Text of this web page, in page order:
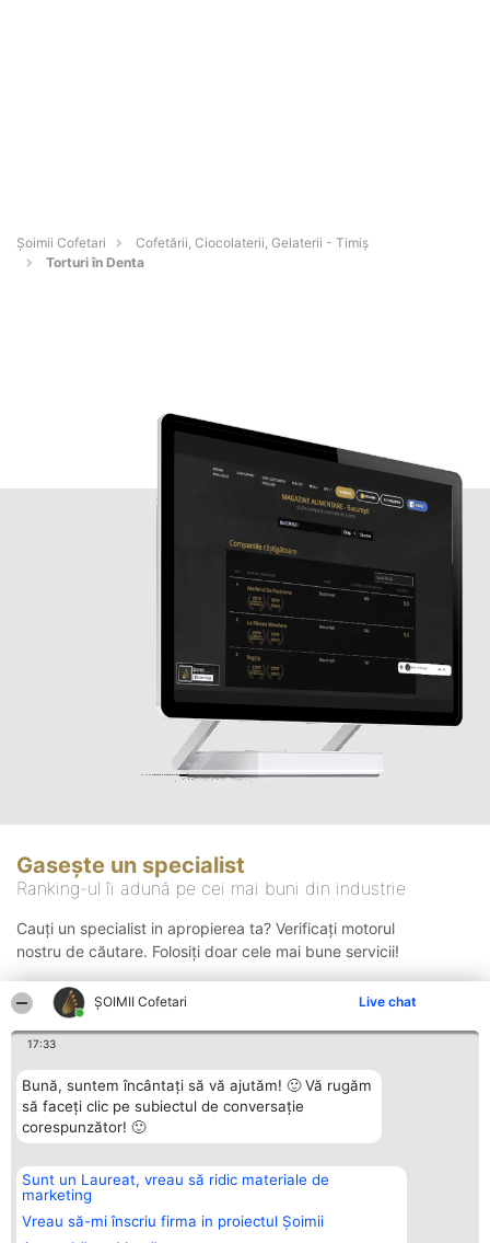
ȘOIMII Cofetari Live chat
17:33
Bună, suntem încântați să vă ajutăm! 🙂 Vă rugăm
să faceți clic pe subiectul de conversație
corespunzător! 🙂
Sunt un Laureat, vreau să ridic materiale de
marketing
Vreau să-mi înscriu firma in proiectul Șoimii
Șoimii Cofetari
Cofetării, Ciocolaterii, Gelaterii - Timiş
Torturi în Denta
Gasește un specialist
Ranking-ul îi adună pe cei mai buni din industrie
Cauți un specialist in apropierea ta? Verificați motorul
nostru de căutare. Folosiți doar cele mai bune servicii!
Organizator Ranking
BRIGHT SOLUTIONS BR SRL
Aleea Timisul De Sus 2 Bl. A30
Sc. A Et. 4 Ap. 13 Cod 061952
Plebiscyt
Lista Tuturor
Laureaților
Contact